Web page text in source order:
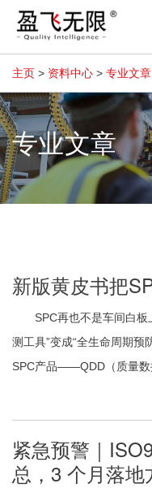
主页 > 资料中心 > 专业文章
专业文章
新版黄皮书把
SPC再也不是车间白
测工具”变成“全生命周期预
SPC产品——QDD（质量
紧急预警｜
总，3 个月落地